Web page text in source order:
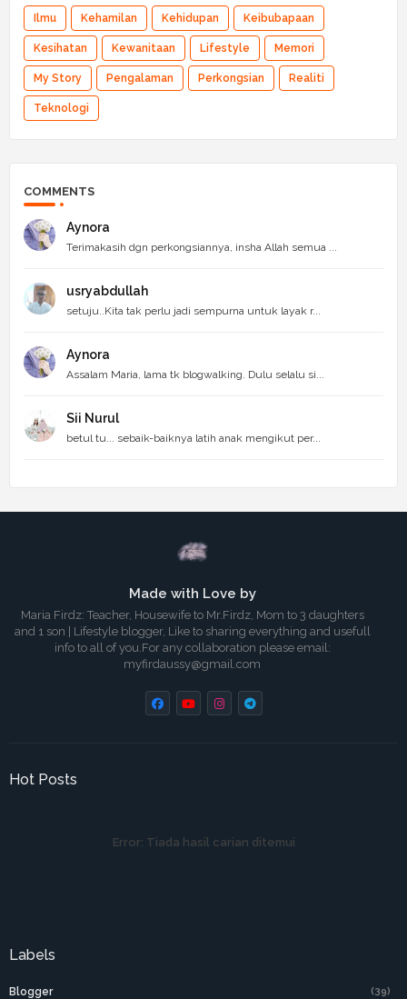
Ilmu Kehamilan Kehidupan Keibubapaan
Kesihatan Kewanitaan Lifestyle Memori
My Story Pengalaman Perkongsian Realiti
Teknologi
COMMENTS
Aynora
Terimakasih dgn perkongsiannya, insha Allah semua ...
usryabdullah
setuju..Kita tak perlu jadi sempurna untuk layak r...
Aynora
Assalam Maria, lama tk blogwalking. Dulu selalu si...
Sii Nurul
betul tu... sebaik-baiknya latih anak mengikut per...
Made with Love by
Maria Firdz: Teacher, Housewife to Mr.Firdz, Mom to 3 daughters
and 1 son | Lifestyle blogger, Like to sharing everything and usefull
info to all of you.For any collaboration please email:
myfirdaussy@gmail.com
Hot Posts
Error: Tiada hasil carian ditemui
Labels
Blogger (39)